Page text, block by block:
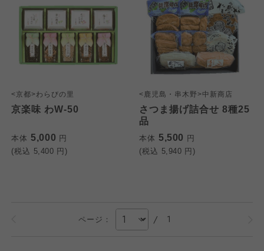
<京都>わらびの里
京楽味 わW-50
本体 5,000 円
(税込 5,400 円)
<鹿児島・串木野>中新商店
さつま揚げ詰合せ 8種25
品
本体 5,500 円
(税込 5,940 円)
ページ： / 1